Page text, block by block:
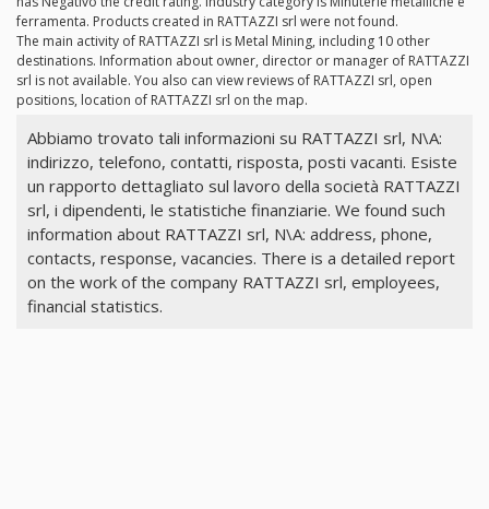
ferramenta. Products created in RATTAZZI srl were not found.
The main activity of RATTAZZI srl is Metal Mining, including 10 other
destinations. Information about owner, director or manager of RATTAZZI
srl is not available. You also can view reviews of RATTAZZI srl, open
positions, location of RATTAZZI srl on the map.
Abbiamo trovato tali informazioni su RATTAZZI srl, N\A:
indirizzo, telefono, contatti, risposta, posti vacanti. Esiste
un rapporto dettagliato sul lavoro della società RATTAZZI
srl, i dipendenti, le statistiche finanziarie. We found such
information about RATTAZZI srl, N\A: address, phone,
contacts, response, vacancies. There is a detailed report
on the work of the company RATTAZZI srl, employees,
financial statistics.